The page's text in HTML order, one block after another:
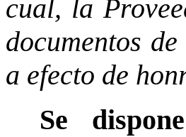
cual, la
documentos
a efecto de
Se